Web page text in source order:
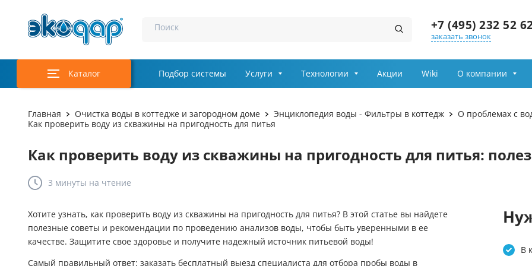
Поиск +7 (495) 232 52
Заказ звонка
Выберите причину обращения
Я принимаю условия
заказать звонок
Каталог
Удаление марганца
Обеззараживание воды
Инженерная сантехника Rehau
Осветление и сорбция
Фильтры для воды под
Очистка воды из колодца
Засыпки для фильтров
Подбор системы Услуги Технологии Акции Wiki О компании
Главная Очистка воды в коттедже и загородном доме Энциклопедия воды - Фильтры в коттедж
О проблемах с
Как проверить воду из скважины на пригодность для питья
Как проверить воду из скважины на пригодность для питья:
3 минуты на чтение
Хотите узнать, как проверить воду из скважины на пригодность для питья? В этой статье вы найдете
полезные советы и рекомендации по проведению анализов воды, чтобы быть уверенными в ее
качестве. Защитите свое здоровье и получите надежный источник питьевой воды!
Самый правильный ответ: заказать бесплатный выезд специалиста для отбора пробы воды в
В